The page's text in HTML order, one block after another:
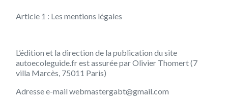
Article 1 : Les mentions légales
L’édition et la direction de la publication du site
autoecoleguide.fr est assurée par Olivier Thomert (7
villa Marcès, 75011 Paris)
Adresse e-mail webmastergabt@gmail.com